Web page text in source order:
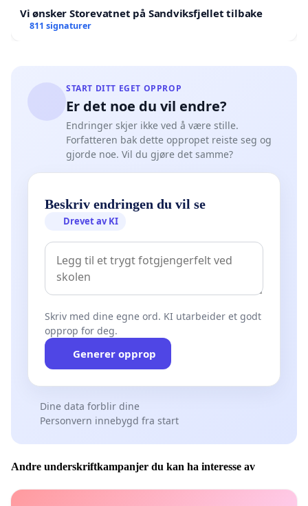
Vi ønsker Storevatnet på Sandviksfjellet tilbake
811 signaturer
START DITT EGET OPPROP
Er det noe du vil endre?
Endringer skjer ikke ved å være stille.
Forfatteren bak dette oppropet reiste seg og
gjorde noe. Vil du gjøre det samme?
Beskriv endringen du vil se
Drevet av KI
Skriv med dine egne ord. KI utarbeider et godt
opprop for deg.
Generer opprop
Dine data forblir dine
Personvern innebygd fra start
Andre underskriftkampanjer du kan ha interesse av